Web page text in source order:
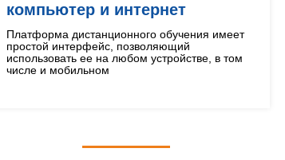
компьютер и интернет
Платформа дистанционного обучения имеет
простой интерфейс, позволяющий
использовать ее на любом устройстве, в том
числе и мобильном